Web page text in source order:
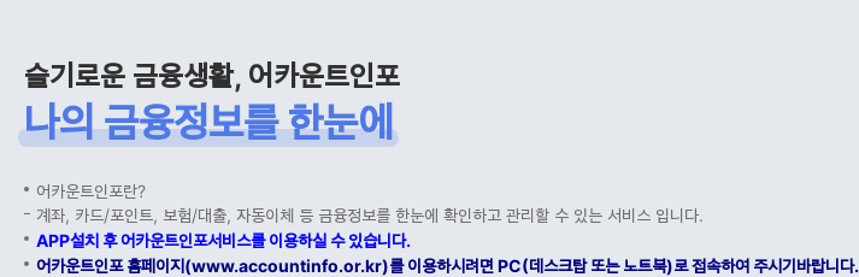
슬기로운 금융생활, 어카운트인포
나의 금융정보를 한눈에
어카운트인포란?
계좌, 카드/포인트, 보험/대출, 자동이체 등 금융정보를 한눈에 확인하고 관리할 수 있는 서비스 입니다.
APP설치 후 어카운트인포서비스를 이용하실 수 있습니다.
어카운트인포 홈페이지(www.accountinfo.or.kr)를 이용하시려면 PC(데스크탑 또는 노트북)로 접속하여 주시기바랍니다.